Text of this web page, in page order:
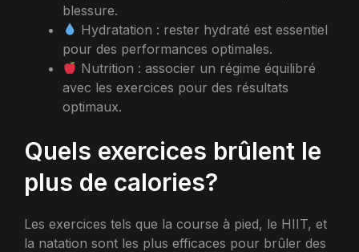
blessure.
Hydratation : rester hydraté est essentiel
pour des performances optimales.
Nutrition : associer un régime équilibré
avec les exercices pour des résultats
optimaux.
Quels exercices brûlent le
plus de calories?
Les exercices tels que la course à pied, le HIIT, et
la natation sont les plus efficaces pour brûler des